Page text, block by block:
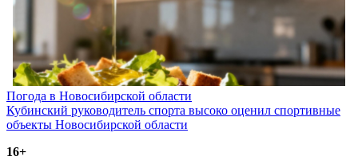
Навигация
по
Погода в Новосибирской области
Кубинский руководитель спорта высоко оценил спортивные
объекты Новосибирской области
16+